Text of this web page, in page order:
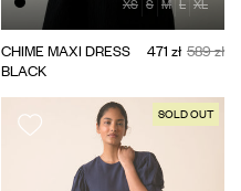
XS S M L XL
CHIME MAXI DRESS
BLACK
471 zł 589 zł
SOLD OUT